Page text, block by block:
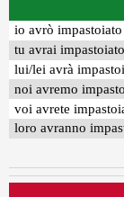
io avrò impastoiato
tu avrai impastoiato
lui/lei avrà
noi avremo
voi avrete
loro avranno